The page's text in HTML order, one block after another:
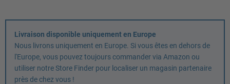
Livraison disponible uniquement en Europe
Nous livrons uniquement en Europe. Si vous êtes en dehors de
l'Europe, vous pouvez toujours commander via Amazon ou
utiliser notre Store Finder pour localiser un magasin partenaire
près de chez vous !